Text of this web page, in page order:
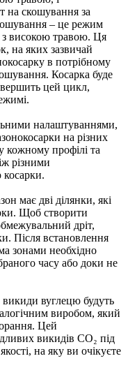
на скошування за
– це режим
з високою травою. Ця
на яких зазвичай
в потрібному
Косарка буде
цей цикл,
налаштуваннями,
на різних
кожному профілі та
різними
має дві ділянки, які
Щоб створити
дріт,
Після встановлення
зонами необхідно
часу або доки не
вуглецю будуть
виробом, який
Цей
викидів CO₂ під
на яку ви очікуєте